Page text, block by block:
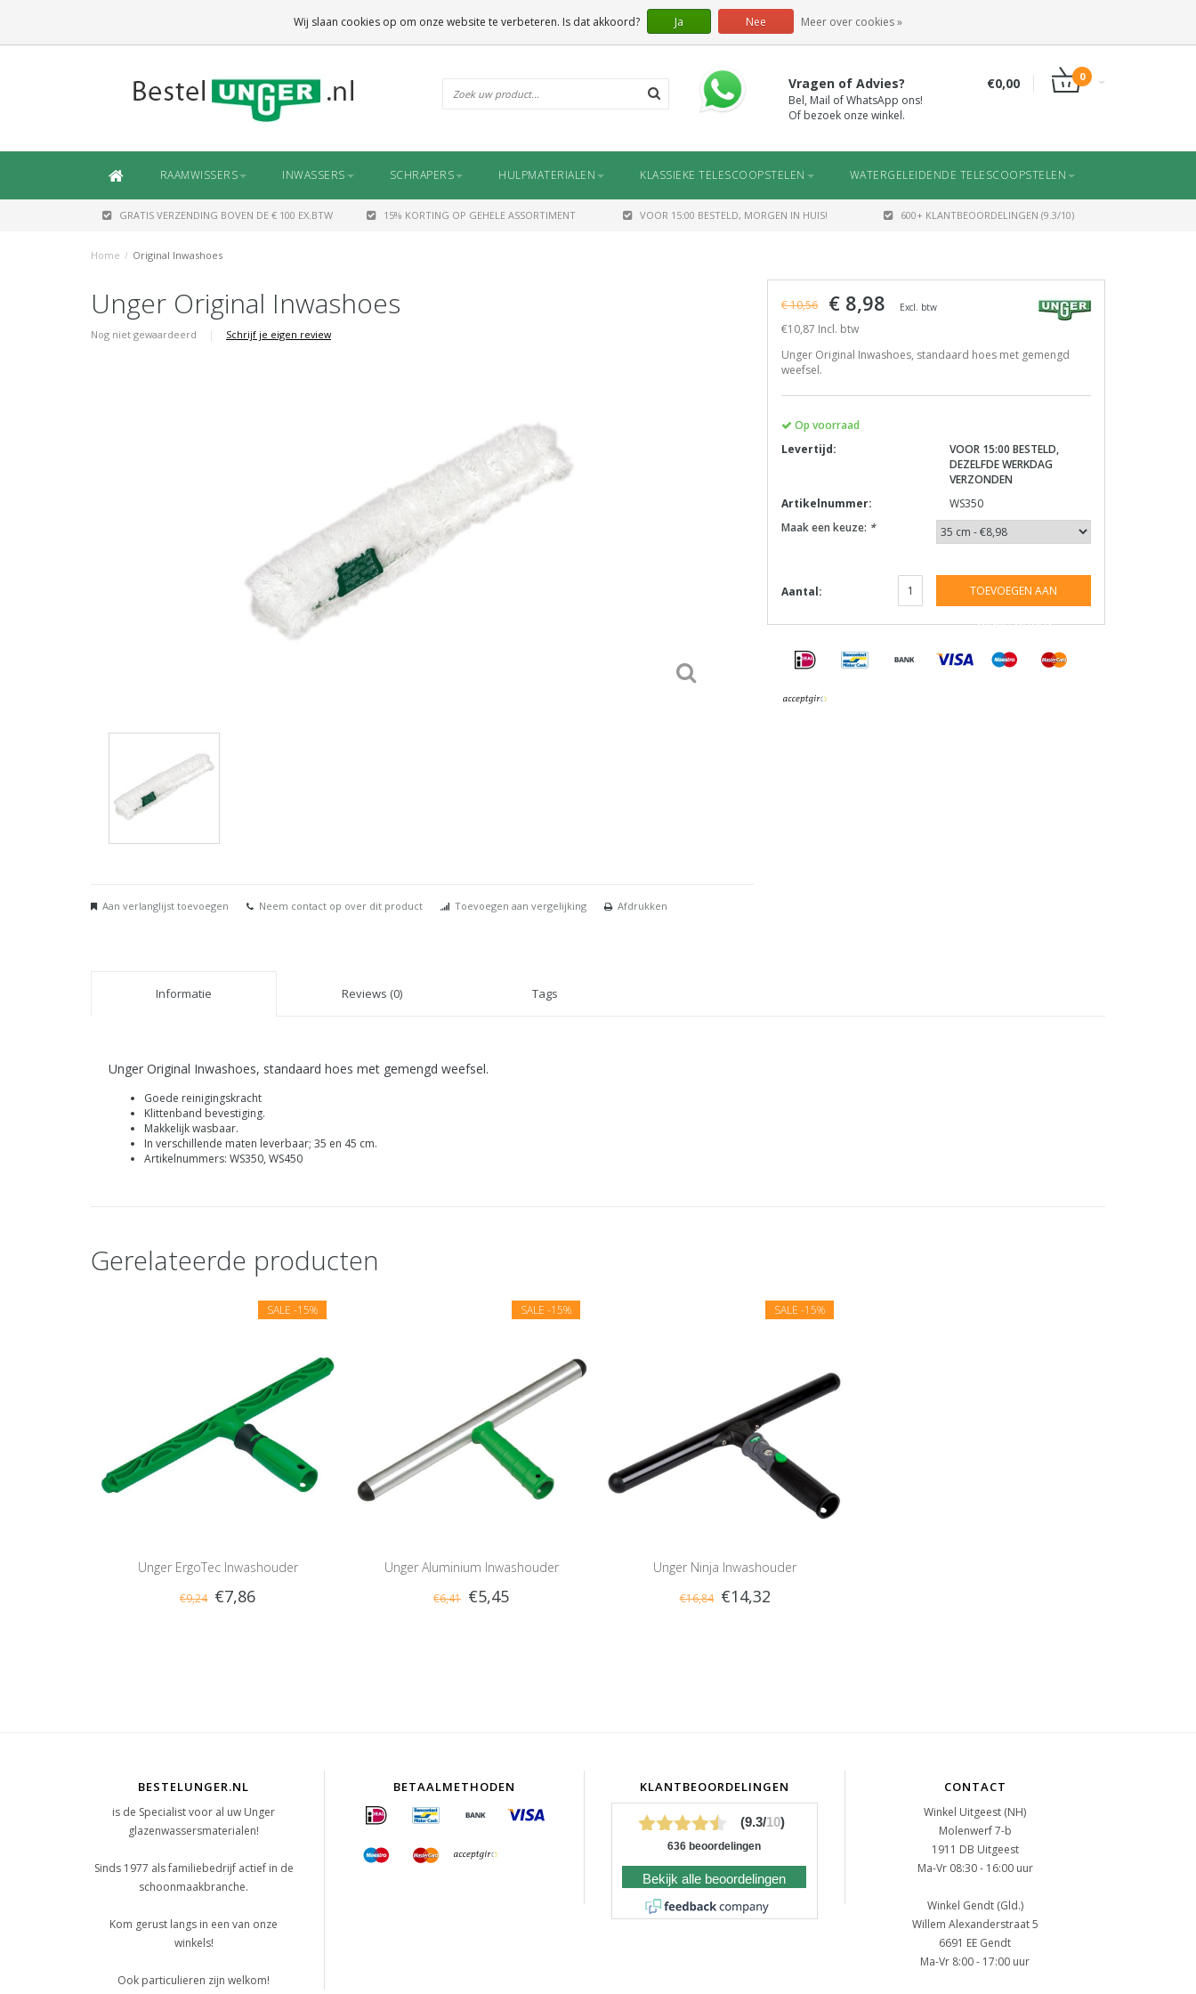
Vragen of Advies?
Bel, Mail of WhatsApp ons!
Of bezoek onze winkel.
€0,00 0
RAAMWISSERS INWASSERS SCHRAPERS HULPMATERIALEN KLASSIEKE TELESCOOPSTELEN WATERGELEIDENDE TELESCOOPSTELEN
GRATIS VERZENDING BOVEN DE € 100 EX.BTW 15% KORTING OP GEHELE ASSORTIMENT VOOR 15:00 BESTELD, MORGEN IN HUIS! 600+ KLANTBEOORDELINGEN (9.3/10)
Home / Original Inwashoes
Unger Original Inwashoes
Nog niet gewaardeerd | Schrijf je eigen review
Aan verlanglijst toevoegen Neem contact op over dit product Toevoegen aan vergelijking Afdrukken
€ 10,56 € 8,98 Excl. btw
€10,87 Incl. btw
Unger Original Inwashoes, standaard hoes met gemengd
weefsel.
Op voorraad
Levertijd:
VOOR 15:00 BESTELD,
DEZELFDE WERKDAG
VERZONDEN
Artikelnummer:
WS350
Maak een keuze: *
Aantal: TOEVOEGEN AAN
WINKELWAGEN
Informatie Reviews (0) Tags
Unger Original Inwashoes, standaard hoes met gemengd weefsel.
Goede reinigingskracht
Klittenband bevestiging.
Makkelijk wasbaar.
In verschillende maten leverbaar; 35 en 45 cm.
Artikelnummers: WS350, WS450
Gerelateerde producten
SALE -15%
Unger ErgoTec Inwashouder
€9,24 €7,86
SALE -15%
Unger Aluminium Inwashouder
€6,41 €5,45
SALE -15%
Unger Ninja Inwashouder
€16,84 €14,32
BESTELUNGER.NL
is de Specialist voor al uw Unger
glazenwassersmaterialen!
Sinds 1977 als familiebedrijf actief in de
schoonmaakbranche.
Kom gerust langs in een van onze
winkels!
Ook particulieren zijn welkom!
BETAALMETHODEN KLANTBEOORDELINGEN
(9.3/10)
636 beoordelingen
Bekijk alle beoordelingen
CONTACT
Winkel Uitgeest (NH)
Molenwerf 7-b
1911 DB Uitgeest
Ma-Vr 08:30 - 16:00 uur
Winkel Gendt (Gld.)
Willem Alexanderstraat 5
6691 EE Gendt
Ma-Vr 8:00 - 17:00 uur
Wij slaan cookies op om onze website te verbeteren. Is dat akkoord? Ja Nee Meer over cookies »